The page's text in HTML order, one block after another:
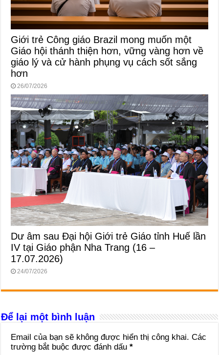
Giới trẻ Công giáo Brazil mong muốn một
Giáo hội thánh thiện hơn, vững vàng hơn về
giáo lý và cử hành phụng vụ cách sốt sắng
hơn
26/07/2026
Dư âm sau Đại hội Giới trẻ Giáo tỉnh Huế lần
IV tại Giáo phận Nha Trang (16 –
17.07.2026)
24/07/2026
Để lại một bình luận
Email của bạn sẽ không được hiển thị công khai. Các
trường bắt buộc được đánh dấu*